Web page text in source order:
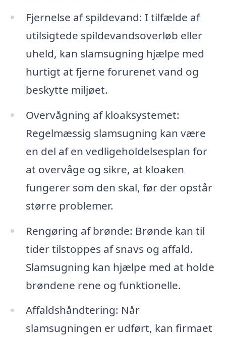
Fjernelse af spildevand: I tilfælde af
utilsigtede spildevandsoverløb eller
uheld, kan slamsugning hjælpe med
hurtigt at fjerne forurenet vand og
beskytte miljøet.
Overvågning af kloaksystemet:
Regelmæssig slamsugning kan være
en del af en vedligeholdelsesplan for
at overvåge og sikre, at kloaken
fungerer som den skal, før der opstår
større problemer.
Rengøring af brønde: Brønde kan til
tider tilstoppes af snavs og affald.
Slamsugning kan hjælpe med at holde
brøndene rene og funktionelle.
Affaldshåndtering: Når
slamsugningen er udført, kan firmaet